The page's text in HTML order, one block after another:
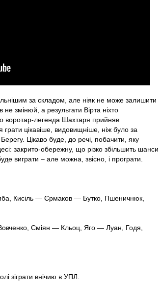
на полі ще, як мінімум, чотири хвилини.
простріл Пушкарьова з правого флангу.
завершено! 2:0! Повернулись додому.
за складом, але ніяк не може залишити
не змінюй, а результати Вірта ніхто
воротар-легенда Шахтаря прийняв
цікавіше, видовищніше, ніж було за
Цікаво буде, до речі, побачити, яку
закрито-обережну, що різко збільшить шанси
виграти – але можна, звісно, ​​і програти.
Кисіль — Єрмаков — Бутко, Пшеничнюк,
Сміян — Кльоц, Яго — Луан, Годя,
зіграти внічию в УПЛ.